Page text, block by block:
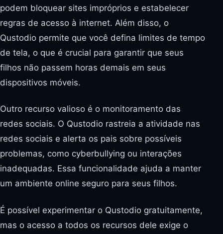
podem bloquear sites impróprios e estabelecer
regras de acesso à internet. Além disso, o
Qustodio permite que você defina limites de tempo
de tela, o que é crucial para garantir que seus
filhos não passem horas demais em seus
dispositivos móveis.
Outro recurso valioso é o monitoramento das
redes sociais. O Qustodio rastreia a atividade nas
redes sociais e alerta os pais sobre possíveis
problemas, como cyberbullying ou interações
inadequadas. Essa funcionalidade ajuda a manter
um ambiente online seguro para seus filhos.
É possível experimentar o Qustodio gratuitamente,
mas o acesso a todos os recursos dele exige o